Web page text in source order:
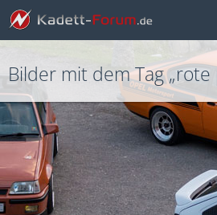
Bilder mit dem Tag „rote